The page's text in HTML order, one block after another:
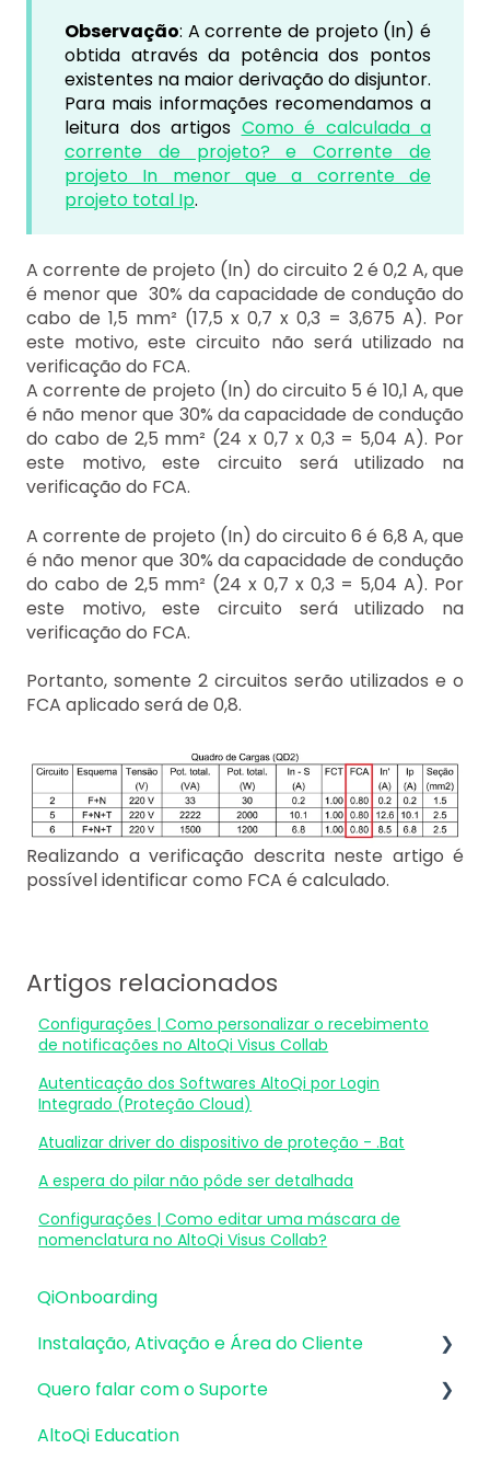
Observação: A corrente de projeto (In) é
obtida através da potência dos pontos
existentes na maior derivação do disjuntor.
Para mais informações recomendamos a
leitura dos artigos Como é calculada a
corrente de projeto? e Corrente de
projeto In menor que a corrente de
projeto total Ip.
A corrente de projeto (In) do circuito 2 é 0,2 A, que
é menor que 30% da capacidade de condução do
cabo de 1,5 mm² (17,5 x 0,7 x 0,3 = 3,675 A). Por
este motivo, este circuito não será utilizado na
verificação do FCA.
A corrente de projeto (In) do circuito 5 é 10,1 A, que
é não menor que 30% da capacidade de condução
do cabo de 2,5 mm² (24 x 0,7 x 0,3 = 5,04 A). Por
este motivo, este circuito será utilizado na
verificação do FCA.
A corrente de projeto (In) do circuito 6 é 6,8 A, que
é não menor que 30% da capacidade de condução
do cabo de 2,5 mm² (24 x 0,7 x 0,3 = 5,04 A). Por
este motivo, este circuito será utilizado na
verificação do FCA.
Portanto, somente 2 circuitos serão utilizados e o
FCA aplicado será de 0,8.
Realizando a verificação descrita neste artigo é
possível identificar como FCA é calculado.
Artigos relacionados
Configurações | Como personalizar o recebimento
de notificações no AltoQi Visus Collab
Autenticação dos Softwares AltoQi por Login
Integrado (Proteção Cloud)
Atualizar driver do dispositivo de proteção - .Bat
A espera do pilar não pôde ser detalhada
Configurações | Como editar uma máscara de
nomenclatura no AltoQi Visus Collab?
QiOnboarding
Instalação, Ativação e Área do Cliente
Requisitos de Sistema Operacional e
Quero falar com o Suporte
Atendimento de Suporte ao Produto
AltoQi Education